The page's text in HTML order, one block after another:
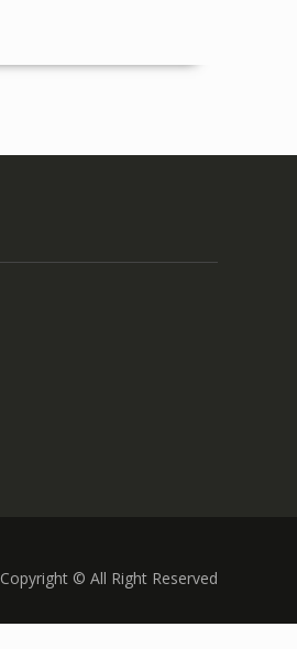
Copyright © All Right Reserved